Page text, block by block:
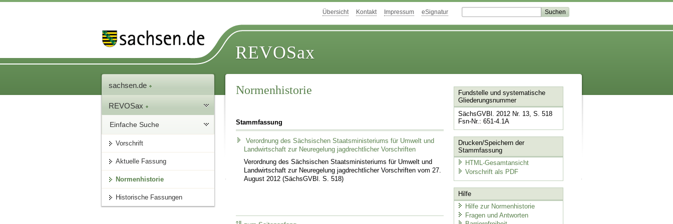
Übersicht Kontakt Impressum eSignatur
REVOSax
sachsen.de
REVOSax
Einfache Suche
Vorschrift
Aktuelle Fassung
Normenhistorie
Historische Fassungen
Normenhistorie
Stammfassung
Verordnung des Sächsischen Staatsministeriums für Umwelt und
Landwirtschaft zur Neuregelung jagdrechtlicher Vorschriften
Verordnung des Sächsischen Staatsministeriums für Umwelt und
Landwirtschaft zur Neuregelung jagdrechtlicher Vorschriften vom 27.
August 2012 (SächsGVBl. S. 518)
Fundstelle und systematische
Gliederungsnummer
SächsGVBl. 2012 Nr. 13, S. 518
Fsn-Nr.: 651-4.1A
Drucken/Speichern der
Stammfassung
HTML-Gesamtansicht
Vorschrift als PDF
Hilfe
Hilfe zur Normenhistorie
Fragen und Antworten